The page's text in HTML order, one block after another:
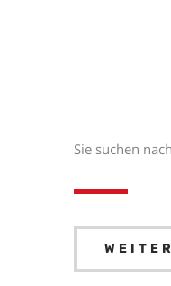
Sie suchen